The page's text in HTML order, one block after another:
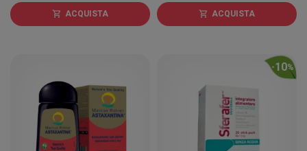
shopping_cart ACQUISTA shopping_cart ACQUISTA
-10%